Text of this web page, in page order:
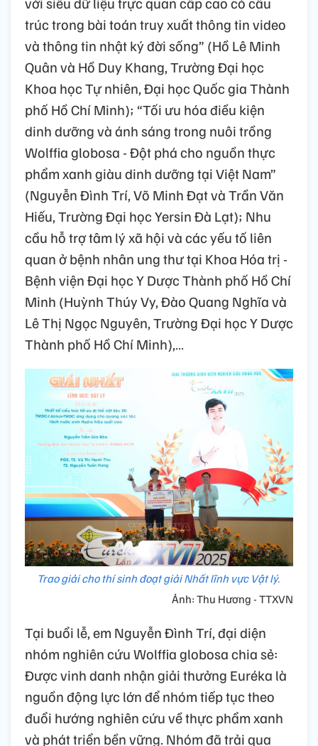
trúc trong bài toán truy xuất thông tin video
và thông tin nhật ký đời sống” (Hồ Lê Minh
Quân và Hồ Duy Khang, Trường Đại học
Khoa học Tự nhiên, Đại học Quốc gia Thành
phố Hồ Chí Minh); “Tối ưu hóa điều kiện
dinh dưỡng và ánh sáng trong nuôi trồng
Wolffia globosa - Đột phá cho nguồn thực
phẩm xanh giàu dinh dưỡng tại Việt Nam”
(Nguyễn Đình Trí, Võ Minh Đạt và Trần Văn
Hiếu, Trường Đại học Yersin Đà Lạt); Nhu
cầu hỗ trợ tâm lý xã hội và các yếu tố liên
quan ở bệnh nhân ung thư tại Khoa Hóa trị -
Bệnh viện Đại học Y Dược Thành phố Hồ Chí
Minh (Huỳnh Thúy Vy, Đào Quang Nghĩa và
Lê Thị Ngọc Nguyên, Trường Đại học Y Dược
Thành phố Hồ Chí Minh),…
Trao giải cho thí sinh đoạt giải Nhất lĩnh vực Vật lý.
Ảnh: Thu Hương - TTXVN
Tại buổi lễ, em Nguyễn Đình Trí, đại diện
nhóm nghiên cứu Wolffia globosa chia sẻ:
Được vinh danh nhận giải thưởng Euréka là
nguồn động lực lớn để nhóm tiếp tục theo
đuổi hướng nghiên cứu về thực phẩm xanh
và phát triển bền vững. Nhóm đã trải qua